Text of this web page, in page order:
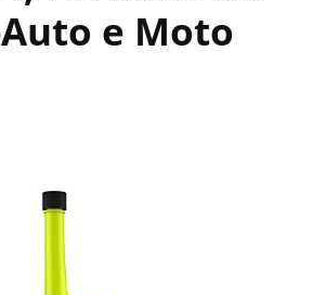
e Moto